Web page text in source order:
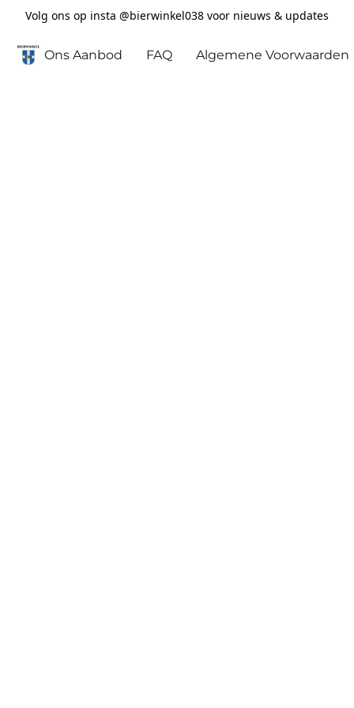
Volg ons op insta @bierwinkel038 voor nieuws & updates
Ons Aanbod FAQ Algemene Voorwaarden